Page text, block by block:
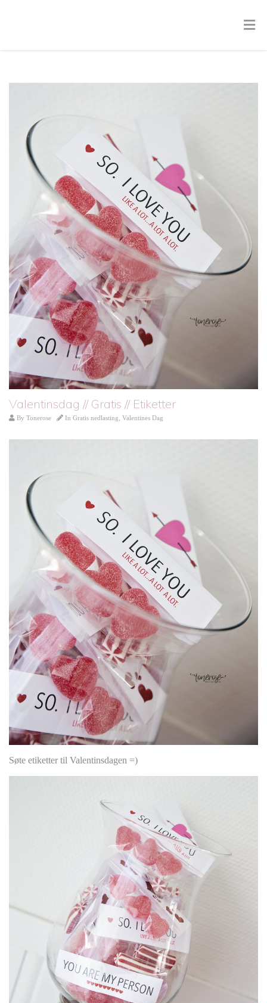
Valentinsdag // Gratis // Etiketter
By Tonerose In Gratis nedlasting Valentines Dag
Søte etiketter til Valentinsdagen =)